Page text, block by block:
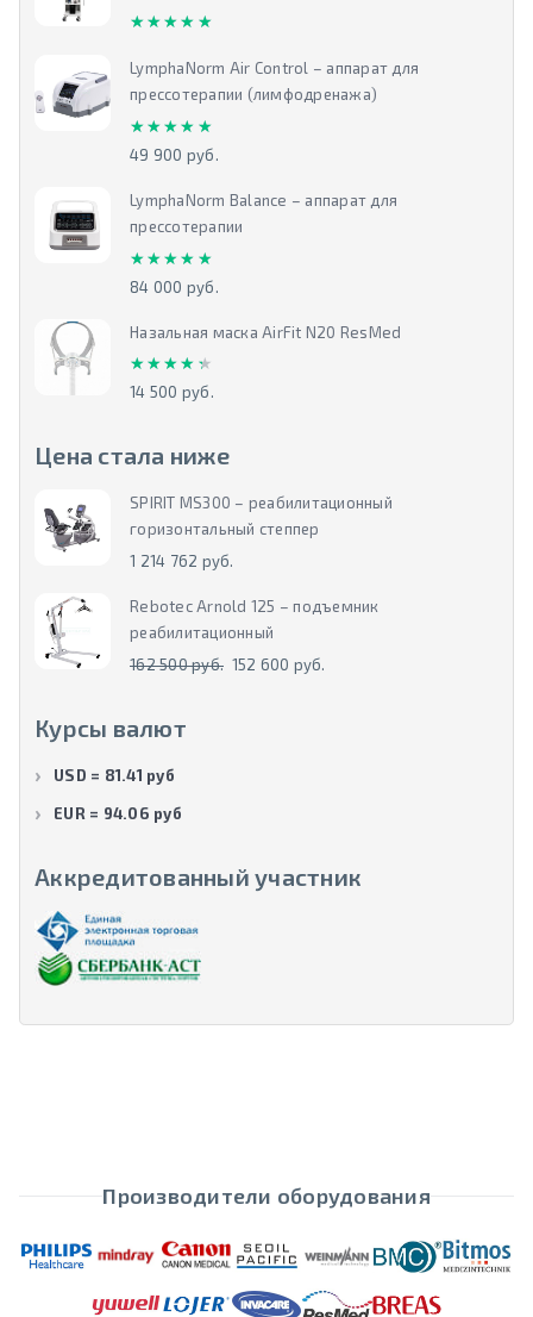
★★★★★
★★★★★
LymphaNorm Air Control – аппарат для
прессотерапии (лимфодренажа)
★★★★★
★★★★★
49 900 руб.
LymphaNorm Balance – аппарат для
прессотерапии
★★★★★
★★★★★
84 000 руб.
Назальная маска AirFit N20 ResMed
★★★★★
★★★★★
14 500 руб.
Цена стала ниже
SPIRIT MS300 – реабилитационный
горизонтальный степпер
1 214 762 руб.
Rebotec Arnold 125 – подъемник
реабилитационный
162 500 руб. 152 600 руб.
Курсы валют
USD = 81.41 руб
EUR = 94.06 руб
Аккредитованный участник
Производители оборудования